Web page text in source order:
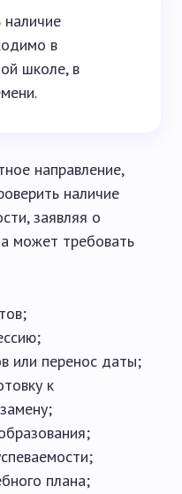
в
школе, в
направление,
наличие
заявляя о
может требовать
или перенос даты;
к
плана;